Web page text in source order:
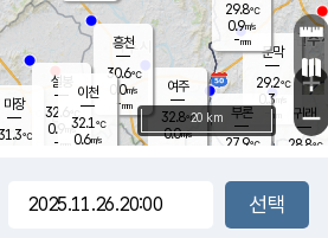
문막
29.2℃
0.3m/s
mm
부론
27.9℃
여주
32.8℃
0.0m/s
29.8℃
0.9m/s
-mm
장호원
흥천
30.6℃
0.0m/s
-mm
마장
℃
설봉
32.6
0.9 m/s
- mm
귀래
28.8℃
이천
32.1℃
0.6m/s
+
−
20 km